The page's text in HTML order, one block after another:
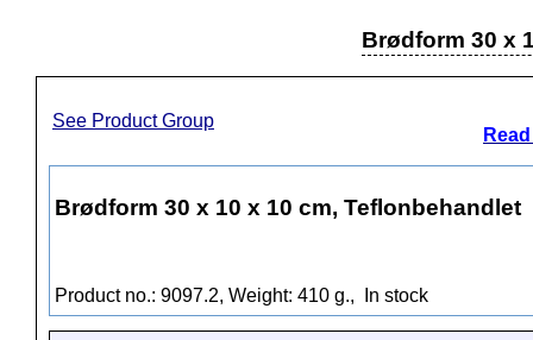
Brødform 30 x
See Product Group
Brødform 30 x 10 x 10 cm, Teflonbehandlet
Product no.: 9097.2, Weight: 410 g., In stock